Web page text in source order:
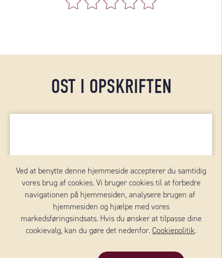
Ved at benytte denne hjemmeside accepterer du samtidig
vores brug af cookies. Vi bruger cookies til at forbedre
navigationen på hjemmesiden, analysere brugen af ​​
hjemmesiden og hjælpe med vores
markedsføringsindsats. Hvis du ønsker at tilpasse dine
cookievalg, kan du gøre det nedenfor.Cookiepolitik.
OST I OPSKRIFTEN